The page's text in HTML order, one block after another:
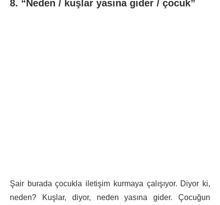
8. “Neden / kuşlar yasına gider / çocuk”
Şair burada çocukla iletişim kurmaya çalışıyor. Diyor ki,
neden? Kuşlar, diyor, neden yasına gider. Çocuğun